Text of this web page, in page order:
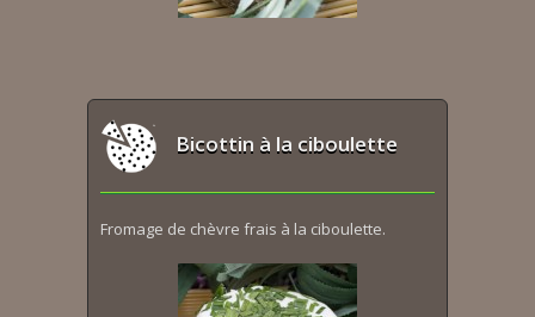
Bicottin à la ciboulette
Fromage de chèvre frais à la ciboulette.